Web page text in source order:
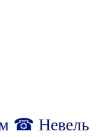
☎ Невель